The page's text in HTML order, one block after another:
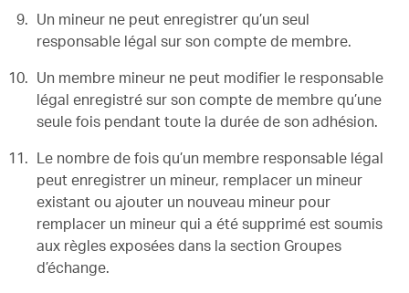
Un mineur ne peut enregistrer qu’un seul
responsable légal sur son compte de membre.
Un membre mineur ne peut modifier le responsable
légal enregistré sur son compte de membre qu’une
seule fois pendant toute la durée de son adhésion.
Le nombre de fois qu’un membre responsable légal
peut enregistrer un mineur, remplacer un mineur
existant ou ajouter un nouveau mineur pour
remplacer un mineur qui a été supprimé est soumis
aux règles exposées dans la section Groupes
d’échange.